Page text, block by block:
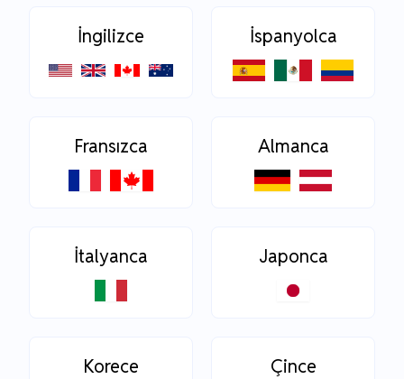
İngilizce İspanyolca
Fransızca Almanca
İtalyanca Japonca
Korece Çince